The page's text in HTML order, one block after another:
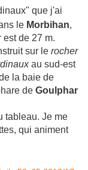
que j'ai
le Morbihan,
de 27 m.
sur le rocher
au sud-est
la baie de
de Goulphar
Je me
qui animent